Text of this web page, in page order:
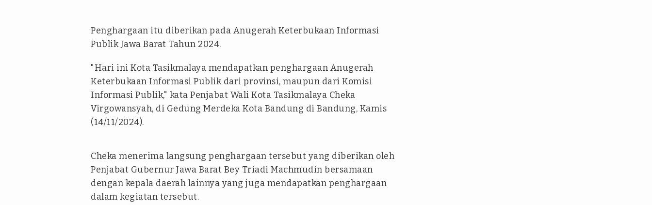
Penghargaan itu diberikan pada Anugerah Keterbukaan Informasi
Publik Jawa Barat Tahun 2024.
"Hari ini Kota Tasikmalaya mendapatkan penghargaan Anugerah
Keterbukaan Informasi Publik dari provinsi, maupun dari Komisi
Informasi Publik," kata Penjabat Wali Kota Tasikmalaya Cheka
Virgowansyah, di Gedung Merdeka Kota Bandung di Bandung, Kamis
(14/11/2024).
Cheka menerima langsung penghargaan tersebut yang diberikan oleh
Penjabat Gubernur Jawa Barat Bey Triadi Machmudin bersamaan
dengan kepala daerah lainnya yang juga mendapatkan penghargaan
dalam kegiatan tersebut.